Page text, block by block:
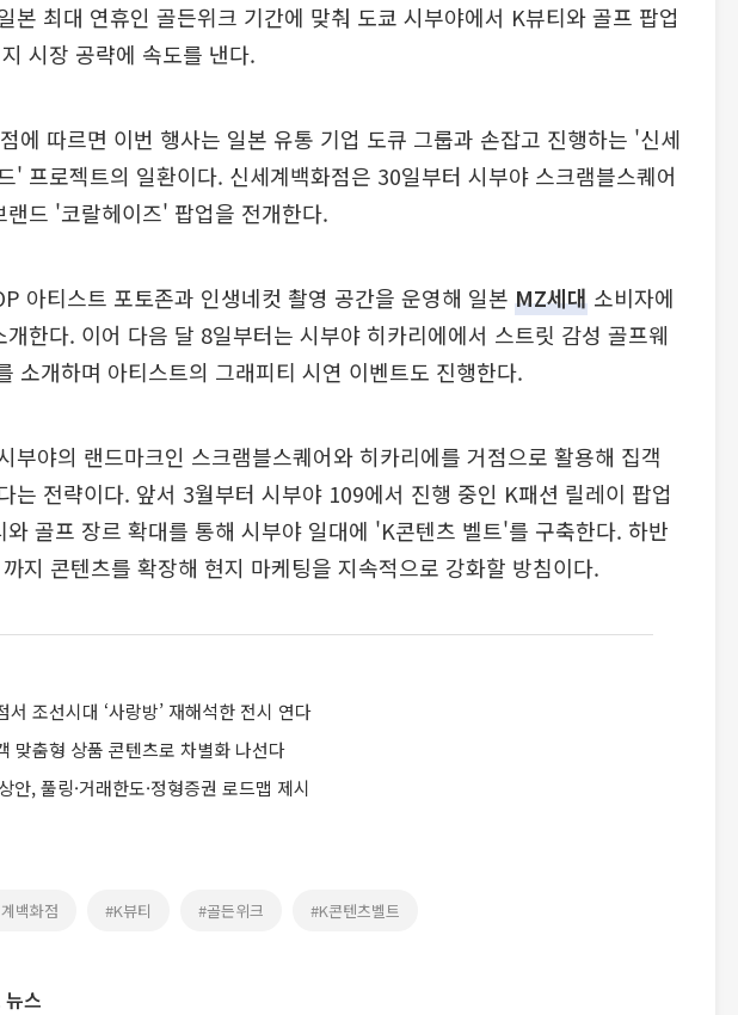
본 최대 연휴인 골든위크 기간에 맞춰 도쿄 시부야에서 K뷰티와 골프 팝업
시장 공략에 속도를 낸다.
에 따르면 이번 행사는 일본 유통 기업 도큐 그룹과 손잡고 진행하는 '신세
' 프로젝트의 일환이다. 신세계백화점은 30일부터 시부야 스크램블스퀘어
랜드 '코랄헤이즈' 팝업을 전개한다.
아티스트 포토존과 인생네컷 촬영 공간을 운영해 일본 MZ세대 소비자에
한다. 이어 다음 달 8일부터는 시부야 히카리에에서 스트릿 감성 골프웨
소개하며 아티스트의 그래피티 시연 이벤트도 진행한다.
부야의 랜드마크인 스크램블스퀘어와 히카리에를 거점으로 활용해 집객
는 전략이다. 앞서 3월부터 시부야 109에서 진행 중인 K패션 릴레이 팝업
골프 장르 확대를 통해 시부야 일대에 'K콘텐츠 벨트'를 구축한다. 하반
지 콘텐츠를 확장해 현지 마케팅을 지속적으로 강화할 방침이다.
서 조선시대 ‘사랑방’ 재해석한 전시 연다
맞춤형 상품 콘텐츠로 차별화 나선다
안, 풀링·거래한도·정형증권 로드맵 제시
백화점 #K뷰티 #골든위크 #K콘텐츠벨트
스